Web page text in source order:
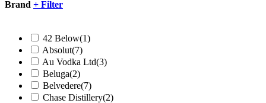
Brand + Filter
42 Below(1)
Absolut(7)
Au Vodka Ltd(3)
Beluga(2)
Belvedere(7)
Chase Distillery(2)